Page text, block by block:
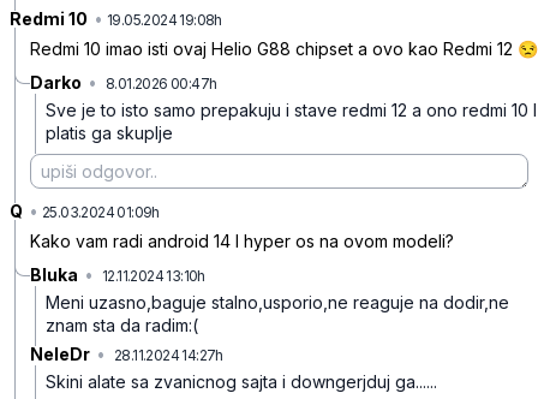
Redmi 10 • 19.05.2024 19:08h
Redmi 10 imao isti ovaj Helio G88 chipset a ovo kao Redmi 12 😒
Darko • 8.01.2026 00:47h
Sve je to isto samo prepakuju i stave redmi 12 a ono redmi 10 I
platis ga skuplje
Q • 25.03.2024 01:09h
Kako vam radi android 14 I hyper os na ovom modeli?
Bluka • 12.11.2024 13:10h
Meni uzasno,baguje stalno,usporio,ne reaguje na dodir,ne
znam sta da radim:(
NeleDr • 28.11.2024 14:27h
Skini alate sa zvanicnog sajta i downgerjduj ga......